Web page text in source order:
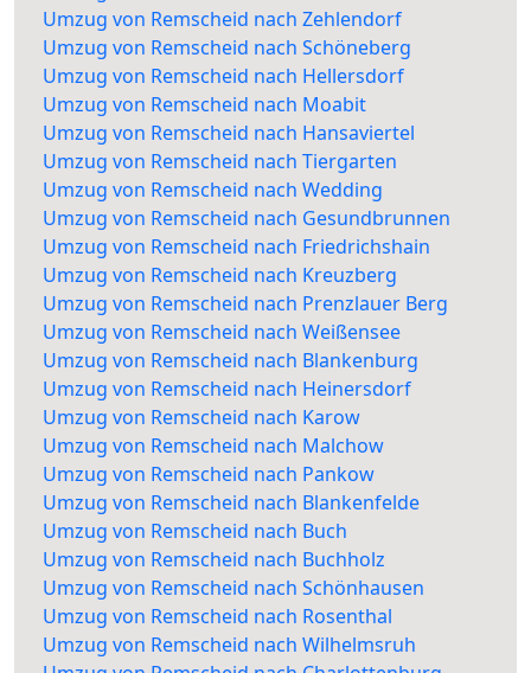
Umzug von Remscheid nach Zehlendorf
Umzug von Remscheid nach Schöneberg
Umzug von Remscheid nach Hellersdorf
Umzug von Remscheid nach Moabit
Umzug von Remscheid nach Hansaviertel
Umzug von Remscheid nach Tiergarten
Umzug von Remscheid nach Wedding
Umzug von Remscheid nach Gesundbrunnen
Umzug von Remscheid nach Friedrichshain
Umzug von Remscheid nach Kreuzberg
Umzug von Remscheid nach Prenzlauer Berg
Umzug von Remscheid nach Weißensee
Umzug von Remscheid nach Blankenburg
Umzug von Remscheid nach Heinersdorf
Umzug von Remscheid nach Karow
Umzug von Remscheid nach Malchow
Umzug von Remscheid nach Pankow
Umzug von Remscheid nach Blankenfelde
Umzug von Remscheid nach Buch
Umzug von Remscheid nach Buchholz
Umzug von Remscheid nach Schönhausen
Umzug von Remscheid nach Rosenthal
Umzug von Remscheid nach Wilhelmsruh